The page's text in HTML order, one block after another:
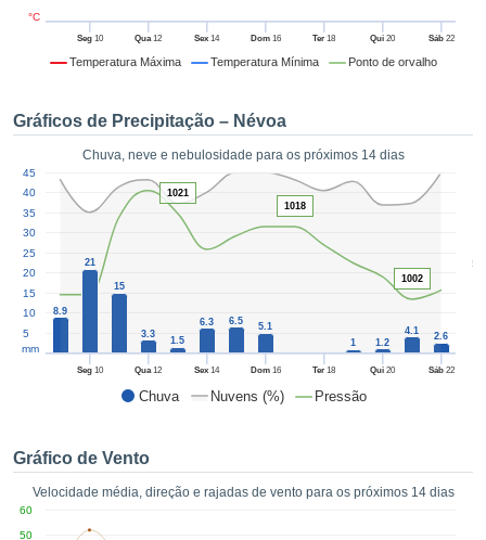
digital
de alta
sem
custo.
botão
ao
o
no
como
ACEITAR
CONTINUAR
CONFIGURAÇÕES
Temperatura Máxima Temperatura Mínima Ponto de orvalho
Seg10 Qua12 Sex 14 Dom16 Ter 18 Qui 20 Sáb22
°C
Gráficos de Precipitação – Névoa
Chuva, neve e nebulosidade para os próximos 14 dias
Chuva Nuvens (%) Pressão
50
Seg10 Qua12 Sex 14 Dom16 Ter 18 Qui 20 Sáb22
5
10
15
20
25
30
35
40
45
mm
8.9
21
15
3.3
1.5
6.3 6.5
5.1
1
1.2
4.1 2.6
1021
1018
1002
Gráfico de Vento
Velocidade média, direção e rajadas de vento para os próximos 14 dias
50
60